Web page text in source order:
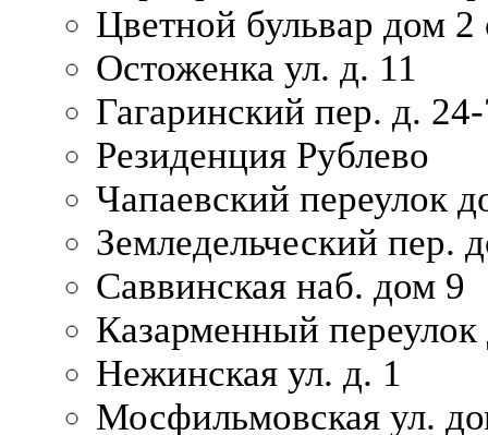
Цветной бульвар дом 2
Остоженка ул. д. 11
Гагаринский пер. д.
Резиденция Рублево
Чапаевский переулок
Земледельческий пер.
Саввинская наб. дом 9
Казарменный переулок
Нежинская ул. д. 1
Мосфильмовская ул.